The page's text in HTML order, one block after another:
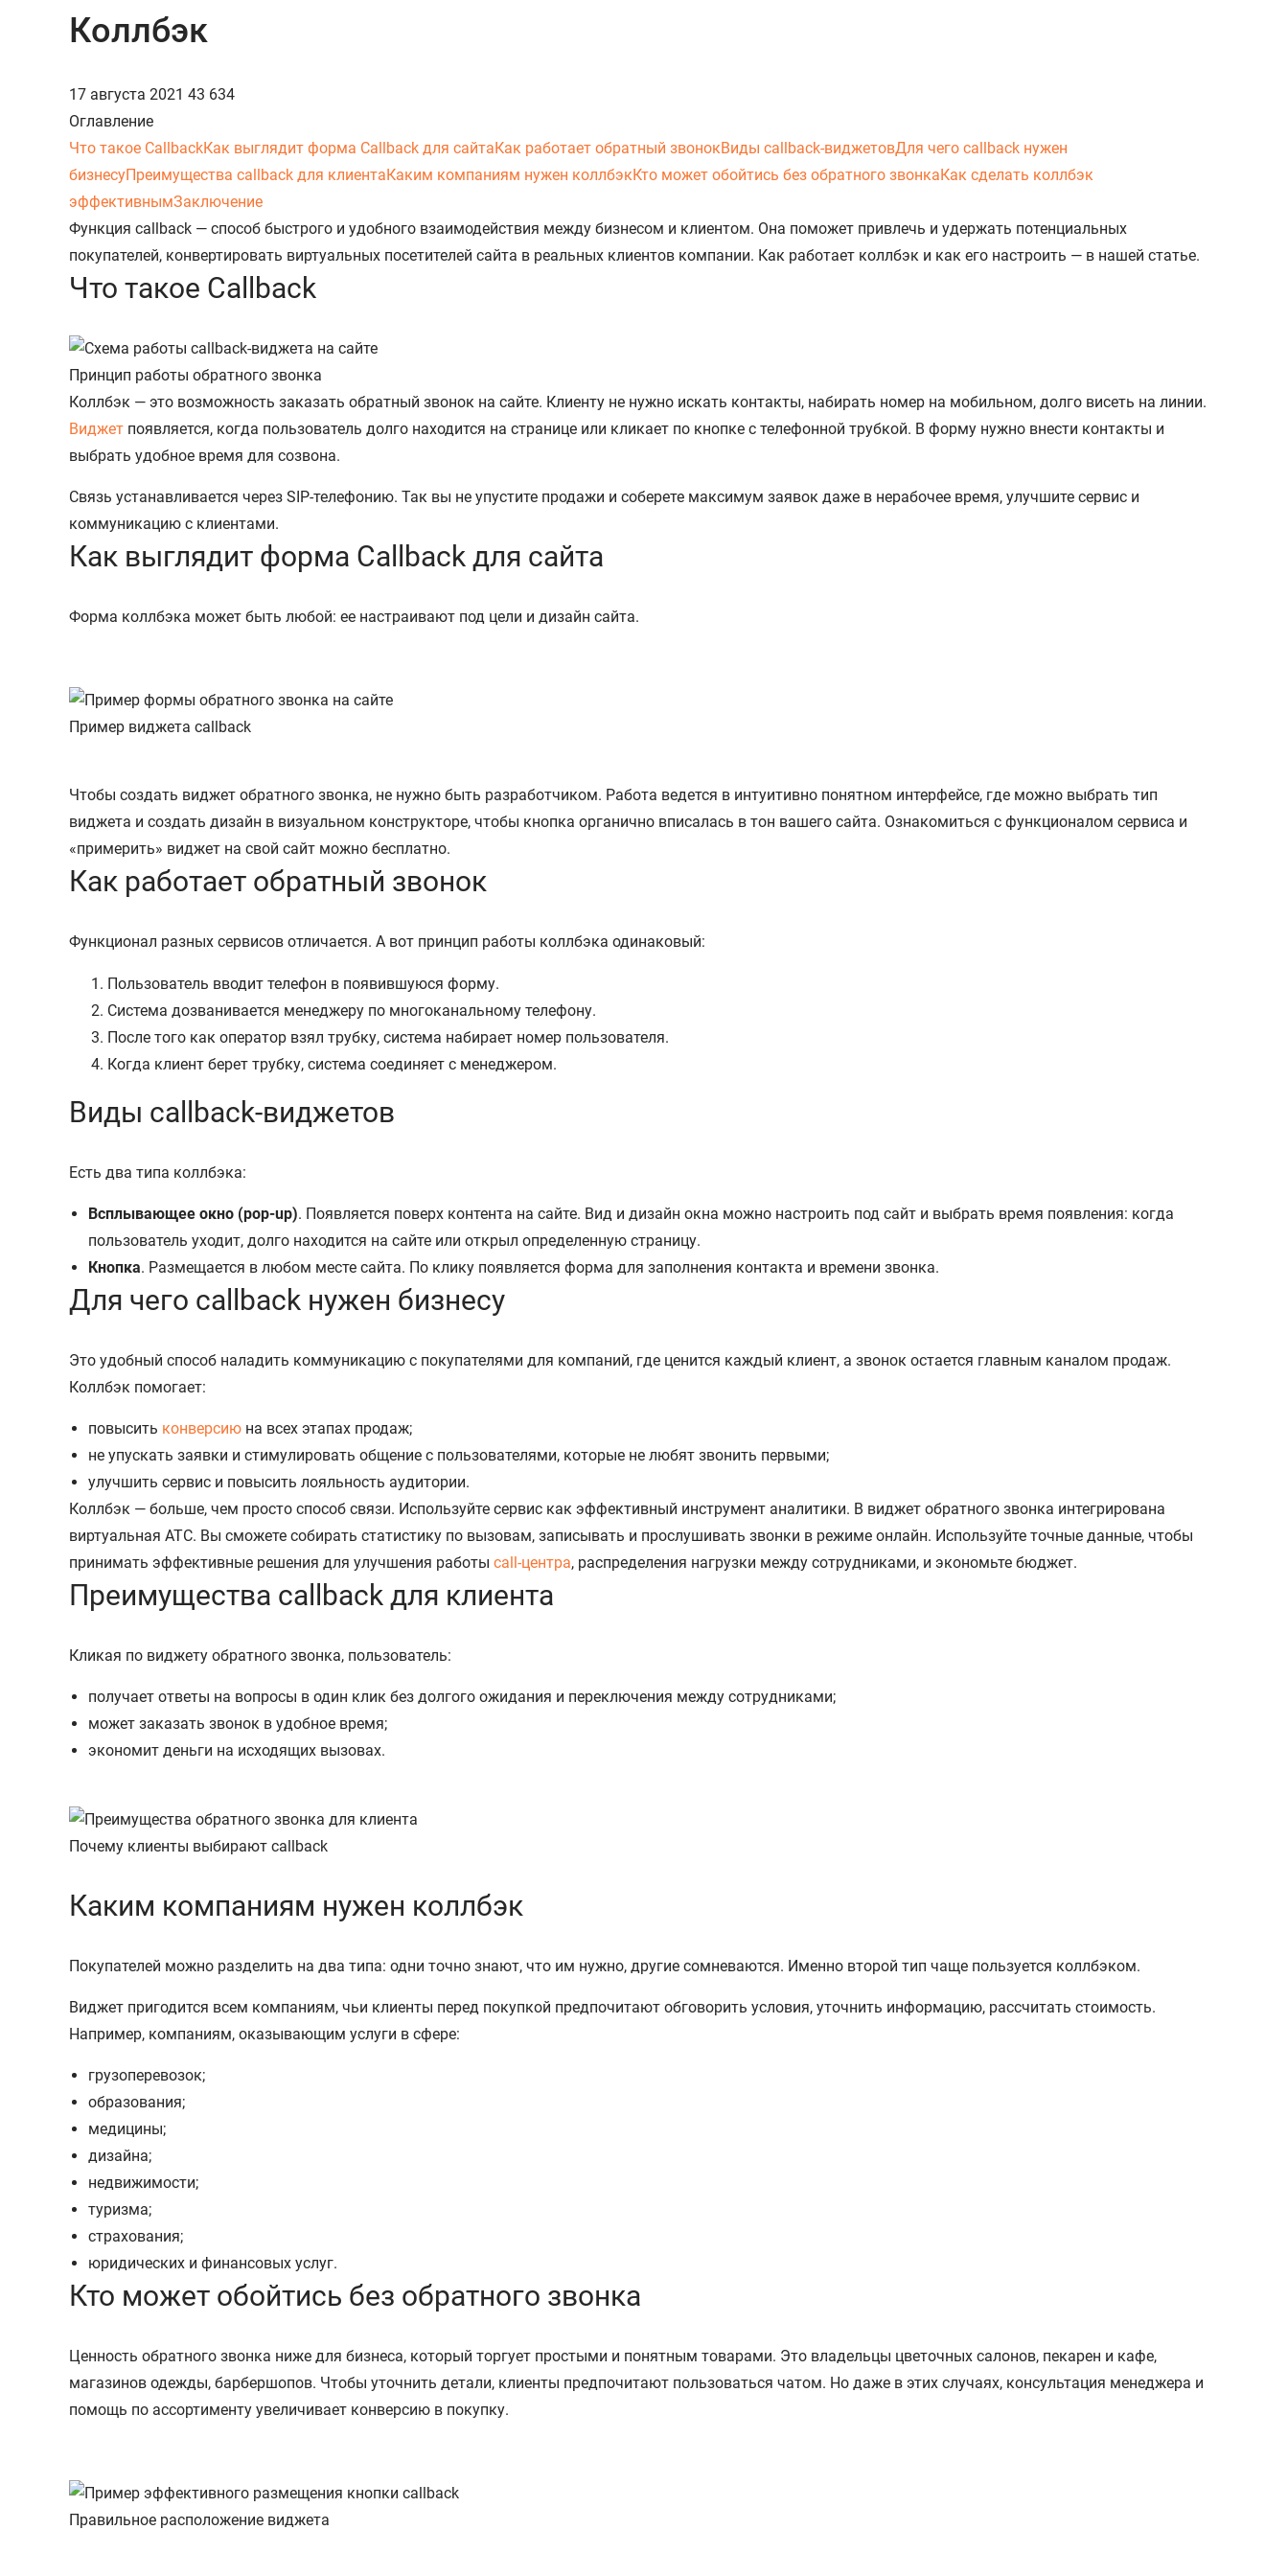
Коллбэк
17 августа 2021 43 634
Оглавление
Что такое CallbackКак выглядит форма Callback для сайтаКак работает обратный звонокВиды callback-виджетовДля чего callback нужен
бизнесуПреимущества callback для клиентаКаким компаниям нужен коллбэкКто может обойтись без обратного звонкаКак сделать коллбэк
эффективнымЗаключение
Функция callback — способ быстрого и удобного взаимодействия между бизнесом и клиентом. Она поможет привлечь и удержать потенциальных
покупателей, конвертировать виртуальных посетителей сайта в реальных клиентов компании. Как работает коллбэк и как его настроить — в нашей статье.
Что такое Callback
Принцип работы обратного звонка
Коллбэк — это возможность заказать обратный звонок на сайте. Клиенту не нужно искать контакты, набирать номер на мобильном, долго висеть на линии.
Виджет появляется, когда пользователь долго находится на странице или кликает по кнопке с телефонной трубкой. В форму нужно внести контакты и
выбрать удобное время для созвона.
Связь устанавливается через SIP-телефонию. Так вы не упустите продажи и соберете максимум заявок даже в нерабочее время, улучшите сервис и
коммуникацию с клиентами.
Как выглядит форма Callback для сайта
Форма коллбэка может быть любой: ее настраивают под цели и дизайн сайта.
Пример виджета callback
Чтобы создать виджет обратного звонка, не нужно быть разработчиком. Работа ведется в интуитивно понятном интерфейсе, где можно выбрать тип
виджета и создать дизайн в визуальном конструкторе, чтобы кнопка органично вписалась в тон вашего сайта. Ознакомиться с функционалом сервиса и
«примерить» виджет на свой сайт можно бесплатно.
Как работает обратный звонок
Функционал разных сервисов отличается. А вот принцип работы коллбэка одинаковый:
Пользователь вводит телефон в появившуюся форму.
Система дозванивается менеджеру по многоканальному телефону.
После того как оператор взял трубку, система набирает номер пользователя.
Когда клиент берет трубку, система соединяет с менеджером.
Виды callback-виджетов
Есть два типа коллбэка:
Всплывающее окно (pop-up). Появляется поверх контента на сайте. Вид и дизайн окна можно настроить под сайт и выбрать время появления: когда
пользователь уходит, долго находится на сайте или открыл определенную страницу.
Кнопка. Размещается в любом месте сайта. По клику появляется форма для заполнения контакта и времени звонка.
Для чего callback нужен бизнесу
Это удобный способ наладить коммуникацию с покупателями для компаний, где ценится каждый клиент, а звонок остается главным каналом продаж.
Коллбэк помогает:
повысить конверсию на всех этапах продаж;
не упускать заявки и стимулировать общение с пользователями, которые не любят звонить первыми;
улучшить сервис и повысить лояльность аудитории.
Коллбэк — больше, чем просто способ связи. Используйте сервис как эффективный инструмент аналитики. В виджет обратного звонка интегрирована
виртуальная АТС. Вы сможете собирать статистику по вызовам, записывать и прослушивать звонки в режиме онлайн. Используйте точные данные, чтобы
принимать эффективные решения для улучшения работы call-центра, распределения нагрузки между сотрудниками, и экономьте бюджет.
Преимущества callback для клиента
Кликая по виджету обратного звонка, пользователь:
получает ответы на вопросы в один клик без долгого ожидания и переключения между сотрудниками;
может заказать звонок в удобное время;
экономит деньги на исходящих вызовах.
Почему клиенты выбирают callback
Каким компаниям нужен коллбэк
Покупателей можно разделить на два типа: одни точно знают, что им нужно, другие сомневаются. Именно второй тип чаще пользуется коллбэком.
Виджет пригодится всем компаниям, чьи клиенты перед покупкой предпочитают обговорить условия, уточнить информацию, рассчитать стоимость.
Например, компаниям, оказывающим услуги в сфере:
грузоперевозок;
образования;
медицины;
дизайна;
недвижимости;
туризма;
страхования;
юридических и финансовых услуг.
Кто может обойтись без обратного звонка
Ценность обратного звонка ниже для бизнеса, который торгует простыми и понятным товарами. Это владельцы цветочных салонов, пекарен и кафе,
магазинов одежды, барбершопов. Чтобы уточнить детали, клиенты предпочитают пользоваться чатом. Но даже в этих случаях, консультация менеджера и
помощь по ассортименту увеличивает конверсию в покупку.
Правильное расположение виджета